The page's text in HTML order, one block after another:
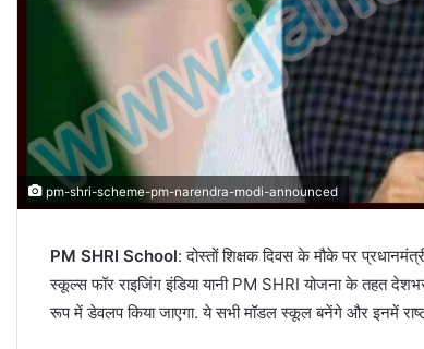
pm-shri-scheme-pm-narendra-modi-announced
PM SHRI School: दोस्तों शिक्षक दिवस के मौके पर
स्कूल्स फॉर राइजिंग इंडिया यानी PM SHRI योजना के तहत
रूप में डेवलप किया जाएगा. ये सभी मॉडल स्कूल बनेंगे और इनमें